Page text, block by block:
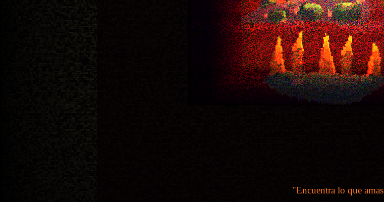
"Encuentra lo que amas